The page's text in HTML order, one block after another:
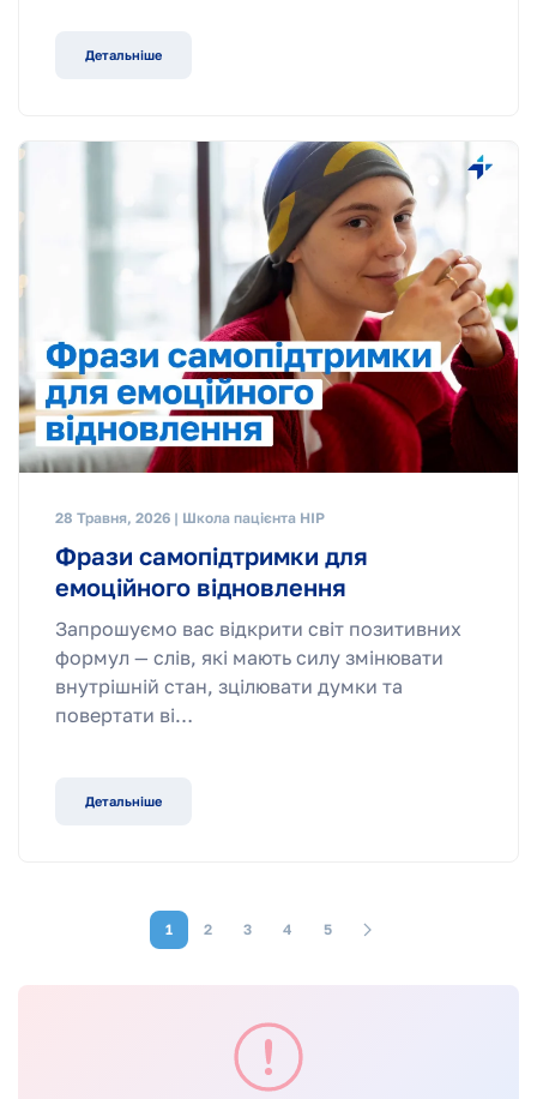
Детальніше
28 Травня, 2026 | Школа пацієнта НІР
Фрази самопідтримки для
емоційного відновлення
Запрошуємо вас відкрити світ позитивних
формул — слів, які мають силу змінювати
внутрішній стан, зцілювати думки та
повертати ві…
Детальніше
1 2 3 4 5